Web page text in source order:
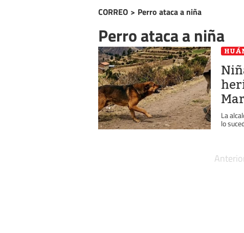
CORREO > Perro ataca a niña
Perro ataca a niña
La
lo